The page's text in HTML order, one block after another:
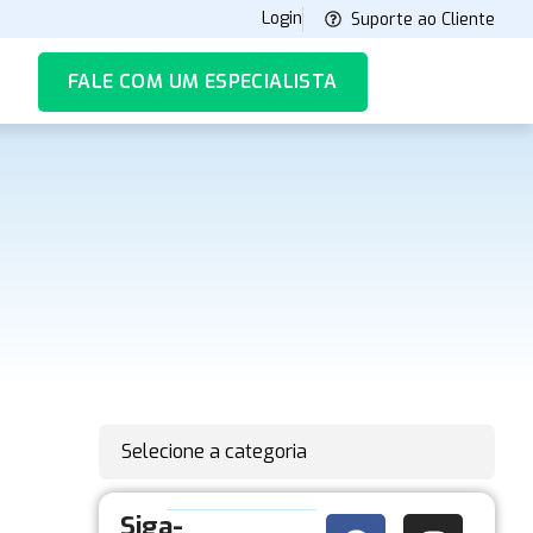
Login Suporte ao Cliente
FALE COM UM ESPECIALISTA
Selecione a categoria